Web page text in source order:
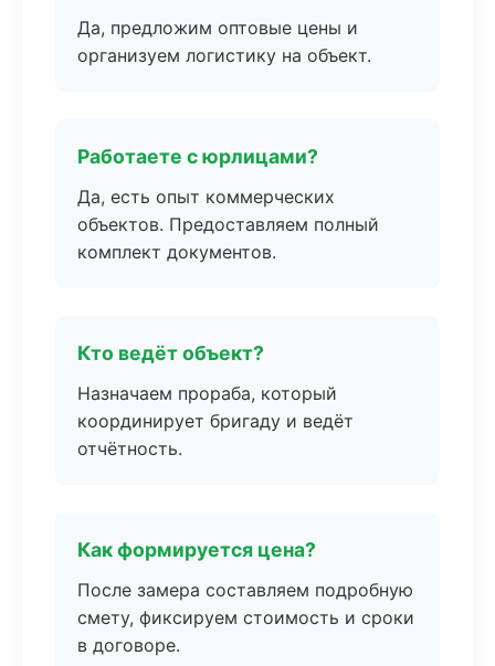
Да, предложим оптовые цены и
организуем логистику на объект.
Работаете с юрлицами?
Да, есть опыт коммерческих
объектов. Предоставляем полный
комплект документов.
Кто ведёт объект?
Назначаем прораба, который
координирует бригаду и ведёт
отчётность.
Как формируется цена?
После замера составляем подробную
смету, фиксируем стоимость и сроки
в договоре.